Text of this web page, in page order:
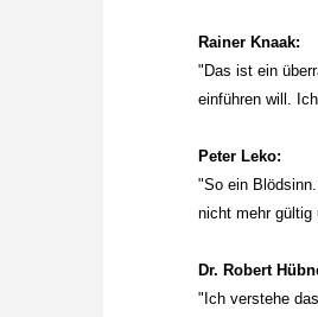
Rainer Knaak:
"Das ist ein
einführen will.
Peter Leko:
"So ein
nicht mehr gültig
Dr. Robert
"Ich verstehe